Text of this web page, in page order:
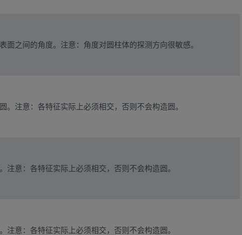
之间的角度。注意：角度对圆柱体的探测方向很敏感。
注意：各特征实际上必须相交，否则不会构造圆。
意：各特征实际上必须相交，否则不会构造圆。
意：各特征实际上必须相交，否则不会构造圆。